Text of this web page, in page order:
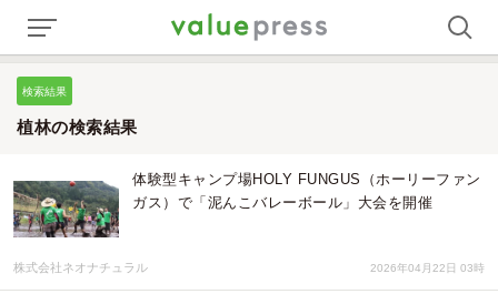
検索結果
植林の検索結果
体験型キャンプ場HOLY FUNGUS（ホーリーファン
ガス）で「泥んこバレーボール」大会を開催
株式会社ネオナチュラル 2026年04月22日 03時